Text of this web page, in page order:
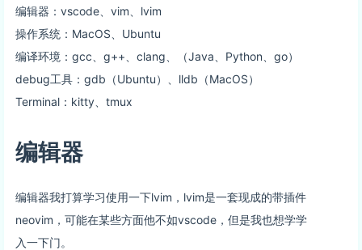
编辑器：vscode、vim、lvim
操作系统：MacOS、Ubuntu
编译环境：gcc、g++、clang、（Java、Python、go）
debug工具：gdb（Ubuntu）、lldb（MacOS）
Terminal：kitty、tmux
编辑器
编辑器我打算学习使用一下lvim，lvim是一套现成的带插件
neovim，可能在某些方面他不如vscode，但是我也想学学
入一下门。